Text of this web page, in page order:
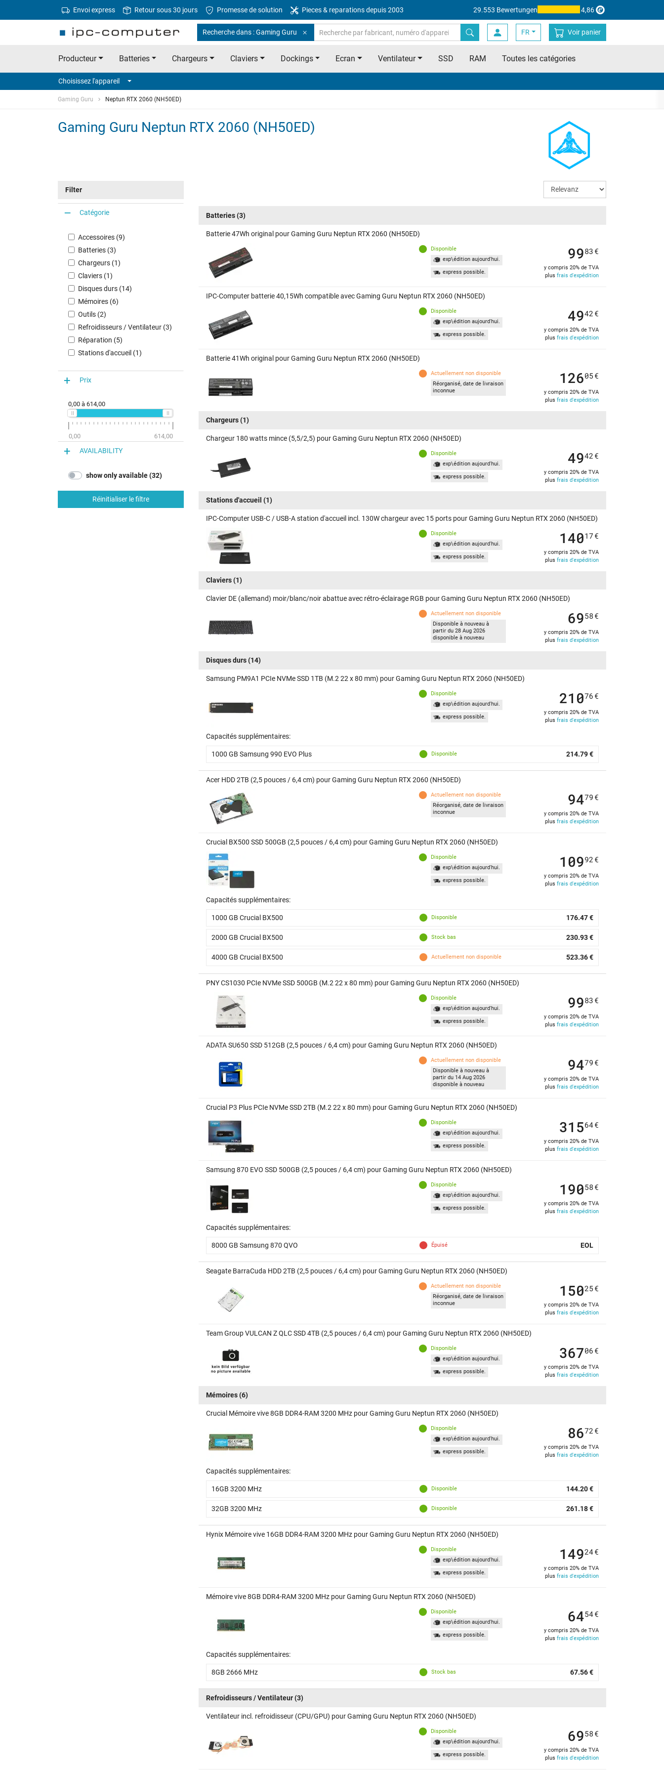
Envoi express Retour sous 30 jours Promesse de solution Pieces & reparations depuis 2003 29.553 Bewertungen 4,86
Recherche dans : Gaming Guru FR Voir panier
Producteur Batteries Chargeurs Claviers Dockings Ecran Ventilateur SSD RAM Toutes les catégories
Choisissez l'appareil
Gaming Guru Neptun RTX 2060 (NH50ED)
Gaming Guru Neptun RTX 2060 (NH50ED)
Filter
Catégorie
Accessoires (9)
Batteries (3)
Chargeurs (1)
Claviers (1)
Disques durs (14)
Mémoires (6)
Outils (2)
Refroidisseurs / Ventilateur (3)
Réparation (5)
Stations d'accueil (1)
Prix
0,00 à 614,00
0,00 614,00
AVAILABILITY
show only available (32)
Réinitialiser le filtre
Batteries(3)
Batterie 47Wh original pour Gaming Guru Neptun RTX 2060 (NH50ED)
Disponible
exp\édition aujourd'hui.
express possible.
9983 €
y compris 20% de TVA
plus frais d'expédition
IPC-Computer batterie 40,15Wh compatible avec Gaming Guru Neptun RTX 2060 (NH50ED)
Disponible
exp\édition aujourd'hui.
express possible.
4942 €
y compris 20% de TVA
plus frais d'expédition
Batterie 41Wh original pour Gaming Guru Neptun RTX 2060 (NH50ED)
Actuellement non disponible
Réorganisé, date de livraison
inconnue
12605 €
y compris 20% de TVA
plus frais d'expédition
Chargeurs(1)
Chargeur 180 watts mince (5,5/2,5) pour Gaming Guru Neptun RTX 2060 (NH50ED)
Disponible
exp\édition aujourd'hui.
express possible.
4942 €
y compris 20% de TVA
plus frais d'expédition
Stations d'accueil (1)
IPC-Computer USB-C / USB-A station d'accueil incl. 130W chargeur avec 15 ports pour Gaming Guru Neptun RTX 2060 (NH50ED)
Disponible
exp\édition aujourd'hui.
express possible.
14017 €
y compris 20% de TVA
plus frais d'expédition
Claviers(1)
Clavier DE (allemand) moir/blanc/noir abattue avec rétro-éclairage RGB pour Gaming Guru Neptun RTX 2060 (NH50ED)
Actuellement non disponible
Disponible à nouveau à
partir du 28 Aug 2026
disponible à nouveau
6958 €
y compris 20% de TVA
plus frais d'expédition
Disques durs(14)
Samsung PM9A1 PCIe NVMe SSD 1TB (M.2 22 x 80 mm) pour Gaming Guru Neptun RTX 2060 (NH50ED)
Disponible
exp\édition aujourd'hui.
express possible.
21076 €
y compris 20% de TVA
plus frais d'expédition
Capacités supplémentaires:
1000 GB Samsung 990 EVO Plus Disponible 214.79 €
Acer HDD 2TB (2,5 pouces / 6,4 cm) pour Gaming Guru Neptun RTX 2060 (NH50ED)
Actuellement non disponible
Réorganisé, date de livraison
inconnue
9479 €
y compris 20% de TVA
plus frais d'expédition
Crucial BX500 SSD 500GB (2,5 pouces / 6,4 cm) pour Gaming Guru Neptun RTX 2060 (NH50ED)
Disponible
exp\édition aujourd'hui.
express possible.
10992 €
y compris 20% de TVA
plus frais d'expédition
Capacités supplémentaires:
1000 GB Crucial BX500 Disponible 176.47 €
2000 GB Crucial BX500 Stock bas 230.93 €
4000 GB Crucial BX500 Actuellement non disponible 523.36 €
PNY CS1030 PCIe NVMe SSD 500GB (M.2 22 x 80 mm) pour Gaming Guru Neptun RTX 2060 (NH50ED)
Disponible
exp\édition aujourd'hui.
express possible.
9983 €
y compris 20% de TVA
plus frais d'expédition
ADATA SU650 SSD 512GB (2,5 pouces / 6,4 cm) pour Gaming Guru Neptun RTX 2060 (NH50ED)
Actuellement non disponible
Disponible à nouveau à
partir du 14 Aug 2026
disponible à nouveau
9479 €
y compris 20% de TVA
plus frais d'expédition
Crucial P3 Plus PCIe NVMe SSD 2TB (M.2 22 x 80 mm) pour Gaming Guru Neptun RTX 2060 (NH50ED)
Disponible
exp\édition aujourd'hui.
express possible.
31564€
y compris 20% de TVA
plus frais d'expédition
Samsung 870 EVO SSD 500GB (2,5 pouces / 6,4 cm) pour Gaming Guru Neptun RTX 2060 (NH50ED)
Disponible
exp\édition aujourd'hui.
express possible.
19058 €
y compris 20% de TVA
plus frais d'expédition
Capacités supplémentaires:
8000 GB Samsung 870 QVO Épuisé EOL
Seagate BarraCuda HDD 2TB (2,5 pouces / 6,4 cm) pour Gaming Guru Neptun RTX 2060 (NH50ED)
Actuellement non disponible
Réorganisé, date de livraison
inconnue
15025 €
y compris 20% de TVA
plus frais d'expédition
Team Group VULCAN Z QLC SSD 4TB (2,5 pouces / 6,4 cm) pour Gaming Guru Neptun RTX 2060 (NH50ED)
Disponible
exp\édition aujourd'hui.
express possible.
36706 €
y compris 20% de TVA
plus frais d'expédition
Mémoires(6)
Crucial Mémoire vive 8GB DDR4-RAM 3200 MHz pour Gaming Guru Neptun RTX 2060 (NH50ED)
Disponible
exp\édition aujourd'hui.
express possible.
8672 €
y compris 20% de TVA
plus frais d'expédition
Capacités supplémentaires:
16GB 3200 MHz Disponible 144.20 €
32GB 3200 MHz Disponible 261.18 €
Hynix Mémoire vive 16GB DDR4-RAM 3200 MHz pour Gaming Guru Neptun RTX 2060 (NH50ED)
Disponible
exp\édition aujourd'hui.
express possible.
14924€
y compris 20% de TVA
plus frais d'expédition
Mémoire vive 8GB DDR4-RAM 3200 MHz pour Gaming Guru Neptun RTX 2060 (NH50ED)
Disponible
exp\édition aujourd'hui.
express possible.
6454€
y compris 20% de TVA
plus frais d'expédition
Capacités supplémentaires:
8GB 2666 MHz Stock bas 67.56 €
Refroidisseurs / Ventilateur(3)
Ventilateur incl. refroidisseur (CPU/GPU) pour Gaming Guru Neptun RTX 2060 (NH50ED)
Disponible
exp\édition aujourd'hui.
express possible.
6958 €
y compris 20% de TVA
plus frais d'expédition